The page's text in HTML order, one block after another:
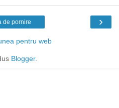
›
de pornire
pentru web
Blogger.